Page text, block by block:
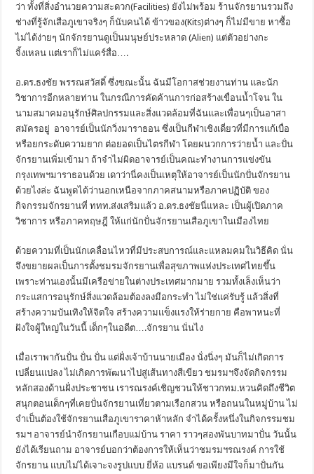
ว่า ทั้งที่สิ่งอำนวยความสะดวก(Facilities) ยังไม่พร้อม ร้านจักรยานรวมถึง
ช่างที่รู้จักเสือภูเขาจริงๆ ก็นับคนได้ ข้าวของ(Kits)ต่างๆ ก็ไม่มีขาย หาซื้อ
ไม่ได้ง่ายๆ นักจักรยานดูเป็นมนุษย์ประหลาด (Alien) แต่ตัวอย่างกะ
จิ้งเหลน แต่เราก็ไม่แคร์สื่อ….
อ.ดร.ธงชัย พรรณสวัสดิ์ ซึ่งขณะนั้น ฉันมีโอกาสช่วยงานท่าน และนัก
วิชาการอีกหลายท่าน ในกรณีการคัดค้านการก่อสร้างเขื่อนน้ำโจน ใน
นามสมาคมอนุรักษ์ศิลปกรรมและสิ่งแวดล้อมที่ฉันและเพื่อนๆเป็นอาสา
สมัครอยู่ อาจารย์เป็นนักวิ่งมาราธอน ซึ่งเป็นกีฬาเชิงเดี่ยวที่มีการแก้เบื่อ
หรือยกระดับความยาก ต่อยอดเป็นไตรกีฬา โดยผนวกการว่ายน้ำ และปั่น
จักรยานเพิ่มเข้ามา ถ้าจำไม่ผิดอาจารย์เป็นคณะทำงานการแข่งขัน
กรุงเทพฯมาราธอนด้วย เดาว่านี่คงเป็นเหตุให้อาจารย์เป็นนักปั่นจักรยาน
ด้วยไงล่ะ ฉันพูดได้ว่านอกเหนือจากภาคสนามหรือภาคปฏิบัติ ของ
กิจกรรมจักรยานที่ ททท.ส่งเสริมแล้ว อ.ดร.ธงชัยนี่แหละ เป็นผู้เปิดภาค
วิชาการ หรือภาคทฤษฎี ให้แก่นักปั่นจักรยานเสือภูเขาในเมืองไทย
ด้วยความที่เป็นนักเคลื่อนไหวที่มีประสบการณ์และแหลมคมในวิธีคิด นั่น
จึงขยายผลเป็นการตั้งชมรมจักรยานเพื่อสุขภาพแห่งประเทศไทยขึ้น
เพราะท่านเองนั้นมีเครือข่ายในต่างประเทศมากมาย รวมทั้งเล็งเห็นว่า
กระแสการอนุรักษ์สิ่งแวดล้อมต้องลงมือกระทำ ไม่ใช่แค่รับรู้ แล้วสิ่งที่
สร้างความบันเทิงให้จิตใจ สร้างความแข็งแรงให้ร่ายกาย คือพาหนะที่
ฝังใจผู้ใหญ่ในวันนี้ เด็กๆในอดีต….จักรยาน นั่นไง
เมื่อเราพากันปั่น ปั่น ปั่น แต่ฝั่งเจ้าบ้านนายเมือง นั่งนิ่งๆ มันก็ไม่เกิดการ
เปลี่ยนแปลง ไม่เกิดการพัฒนาไปสู่เส้นทางสีเขียว ชมรมฯจึงจัดกิจกรรม
หลักสองด้านฝั่งประชาชน เรารณรงค์เชิญชวนให้ชาวกทม.หวนคิดถึงชีวิต
สนุกตอนเด็กๆที่เคยปั่นจักรยานเที่ยวตามเรือกสวน หรือถนนในหมู่บ้าน ไม่
จำเป็นต้องใช้จักรยานเสือภูเขาราคาห้าหลัก จำได้ครั้งหนึ่งในกิจกรรมชม
รมฯ อาจารย์นำจักรยานเกือบแม่บ้าน ราคา ราวๆสองพันบาทมาปั่น วันนั้น
ยังได้เรียนถาม อาจารย์บอกว่าต้องการให้เห็นว่าชมรมฯรณรงค์ การใช้
จักรยาน แบบไม่ได้เจาะจงรูปแบบ ยี่ห้อ แบรนด์ ขอเพียงมีใจก็มาปั่นกัน